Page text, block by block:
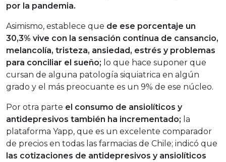
por la pandemia.
Asimismo, establece que de ese porcentaje un
30,3% vive con la sensación continua de cansancio,
melancolía, tristeza, ansiedad, estrés y problemas
para conciliar el sueño; lo que hace suponer que
cursan de alguna patología siquiatrica en algún
grado y el más preocuante es un 9% de ese núcleo.
Por otra parte el consumo de ansiolíticos y
antidepresivos también ha incrementado; la
plataforma Yapp, que es un excelente comparador
de precios en todas las farmacias de Chile; indicó que
las cotizaciones de antidepresivos y ansiolíticos